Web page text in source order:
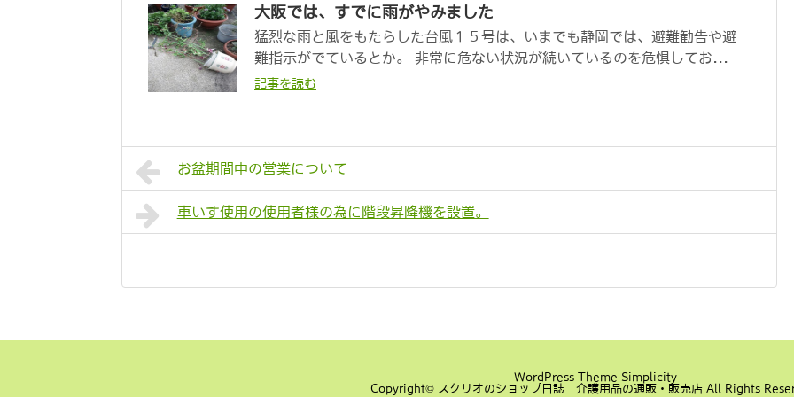
大阪では、すでに雨がやみました
猛烈な雨と風をもたらした台風１５号は、いまでも静岡では、避難勧告や避
難指示がでているとか。 非常に危ない状況が続いているのを危惧してお...
記事を読む
お盆期間中の営業について
車いす使用の使用者様の為に階段昇降機を設置。
WordPress Theme Simplicity
Copyright© スクリオのショップ日誌 介護用品の通販・販売店 All Rights